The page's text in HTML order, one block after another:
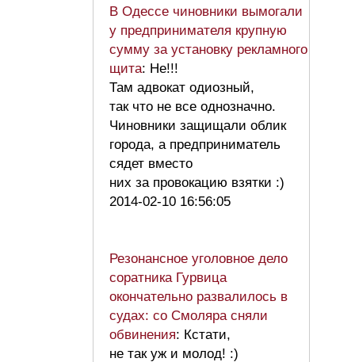
В Одессе чиновники вымогали
у предпринимателя крупную
сумму за установку рекламного
щита: Не!!!
Там адвокат одиозный,
так что не все однозначно.
Чиновники защищали облик
города, а предприниматель
сядет вместо
них за провокацию взятки :)
2014-02-10 16:56:05
Резонансное уголовное дело
соратника Гурвица
окончательно развалилось в
судах: со Смоляра сняли
обвинения: Кстати,
не так уж и молод! :)